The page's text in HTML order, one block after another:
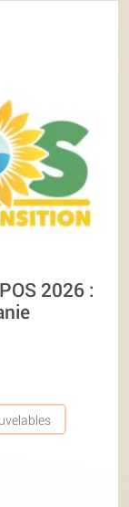
2026 :